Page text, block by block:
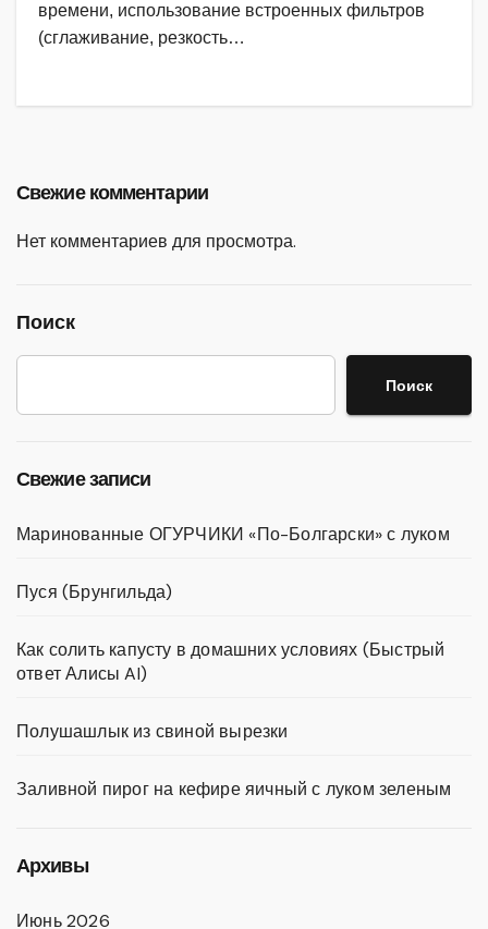
времени, использование встроенных фильтров
(сглаживание, резкость…
Свежие комментарии
Нет комментариев для просмотра.
Поиск
Поиск
Свежие записи
Маринованные ОГУРЧИКИ «По-Болгарски» с луком
Пуся (Брунгильда)
Как солить капусту в домашних условиях (Быстрый
ответ Алисы AI)
Полушашлык из свиной вырезки
Заливной пирог на кефире яичный с луком зеленым
Архивы
Июнь 2026